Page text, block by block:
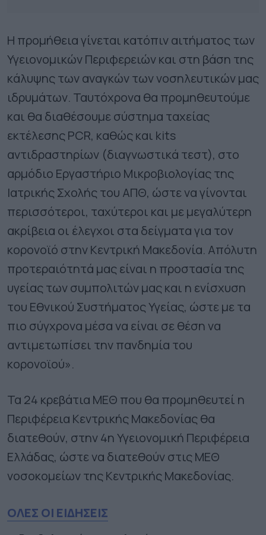
Η προμήθεια γίνεται κατόπιν αιτήματος των
Υγειονομικών Περιφερειών και στη βάση της
κάλυψης των αναγκών των νοσηλευτικών μας
ιδρυμάτων. Ταυτόχρονα θα προμηθευτούμε
και θα διαθέσουμε σύστημα ταχείας
εκτέλεσης PCR, καθώς και kits
αντιδραστηρίων (διαγνωστικά τεστ), στο
αρμόδιο Εργαστήριο Μικροβιολογίας της
Ιατρικής Σχολής του ΑΠΘ, ώστε να γίνονται
περισσότεροι, ταχύτεροι και με μεγαλύτερη
ακρίβεια οι έλεγχοι στα δείγματα για τον
κορονοϊό στην Κεντρική Μακεδονία. Απόλυτη
προτεραιότητά μας είναι η προστασία της
υγείας των συμπολιτών μας και η ενίσχυση
του Εθνικού Συστήματος Υγείας, ώστε με τα
πιο σύγχρονα μέσα να είναι σε θέση να
αντιμετωπίσει την πανδημία του
κορονοϊού».
Τα 24 κρεβάτια ΜΕΘ που θα προμηθευτεί η
Περιφέρεια Κεντρικής Μακεδονίας θα
διατεθούν, στην 4η Υγειονομική Περιφέρεια
Ελλάδας, ώστε να διατεθούν στις ΜΕΘ
νοσοκομείων της Κεντρικής Μακεδονίας.
ΟΛΕΣ ΟΙ ΕΙΔΗΣΕΙΣ